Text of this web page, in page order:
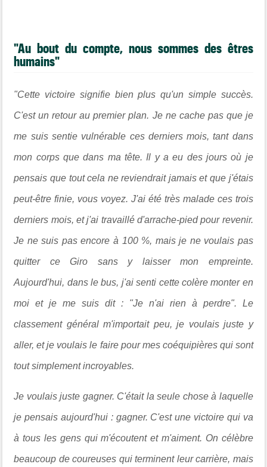
"Au bout du compte, nous sommes des êtres
humains"
"Cette victoire signifie bien plus qu'un simple succès.
C'est un retour au premier plan. Je ne cache pas que je
me suis sentie vulnérable ces derniers mois, tant dans
mon corps que dans ma tête. Il y a eu des jours où je
pensais que tout cela ne reviendrait jamais et que j'étais
peut-être finie, vous voyez. J'ai été très malade ces trois
derniers mois, et j'ai travaillé d'arrache-pied pour revenir.
Je ne suis pas encore à 100 %, mais je ne voulais pas
quitter ce Giro sans y laisser mon empreinte.
Aujourd'hui, dans le bus, j'ai senti cette colère monter en
moi et je me suis dit : "Je n'ai rien à perdre". Le
classement général m'importait peu, je voulais juste y
aller, et je voulais le faire pour mes coéquipières qui sont
tout simplement incroyables.
Je voulais juste gagner. C'était la seule chose à laquelle
je pensais aujourd'hui : gagner. C'est une victoire qui va
à tous les gens qui m'écoutent et m'aiment. On célèbre
beaucoup de coureuses qui terminent leur carrière, mais